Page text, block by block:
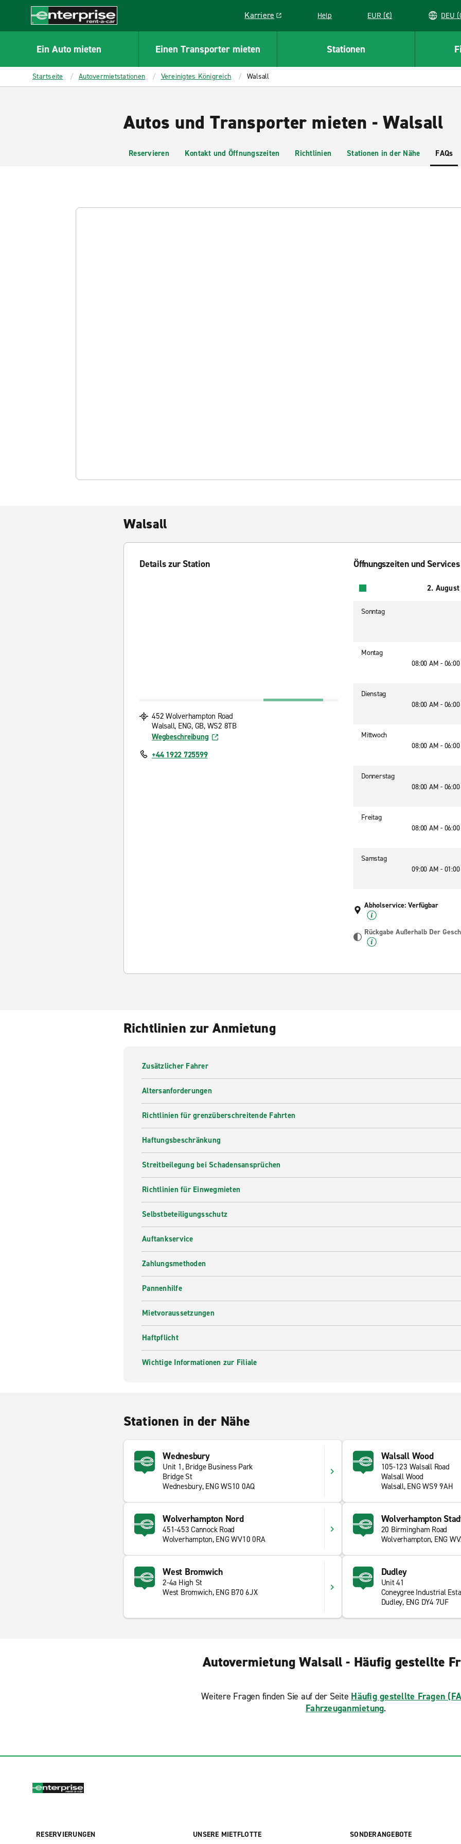
CONTENT
Enterprise
Karriere
Link opens in a new window
Help EUR (€)
Ein Auto mieten Einen Transporter mieten Stationen
Startseite Autovermietstationen Vereinigtes Königreich Walsall
Autos und Transporter mieten - Walsall
Reservieren Kontakt und Öffnungszeiten Richtlinien Stationen in der Nähe FAQs
Walsall
Details zur Station
452 Wolverhampton Road
Walsall, ENG, GB, WS2 8TB
Wegbeschreibung
+44 1922 725599
Öffnungszeiten und Services
2.
Sonntag
Montag
08:00 AM -
Dienstag
08:00 AM -
Mittwoch
08:00 AM -
Donnerstag
08:00 AM -
Freitag
08:00 AM -
Samstag
09:00 AM -
Abholservice: Verfügbar
Rückgabe Außerhalb Der
Richtlinien zur Anmietung
Zusätzlicher Fahrer
Altersanforderungen
Richtlinien für grenzüberschreitende Fahrten
Haftungsbeschränkung
Streitbeilegung bei Schadensansprüchen
Richtlinien für Einwegmieten
Selbstbeteiligungsschutz
Auftankservice
Zahlungsmethoden
Pannenhilfe
Mietvoraussetzungen
Haftpflicht
Wichtige Informationen zur Filiale
Stationen in der Nähe
Wednesbury
Unit 1, Bridge Business Park
Bridge St
Wednesbury, ENG WS10 0AQ
Walsall Wood
105-123 Walsall Road
Walsall Wood
Walsall, ENG WS9 9AH
Wolverhampton Nord
451-453 Cannock Road
Wolverhampton, ENG WV10 0RA
Wolverhampton
20 Birmingham Road
Wolverhampton, ENG
West Bromwich
2-4a High St
West Bromwich, ENG B70 6JX
Dudley
Unit 41
Coneygree Industrial
Dudley, ENG DY4 7UF
Autovermietung Walsall - Häufig gestellte
Weitere Fragen finden Sie auf der Seite Häufig gestellte Fragen
Fahrzeuganmietung.
RESERVIERUNGEN UNSERE MIETFLOTTE SONDERANGEBOTE